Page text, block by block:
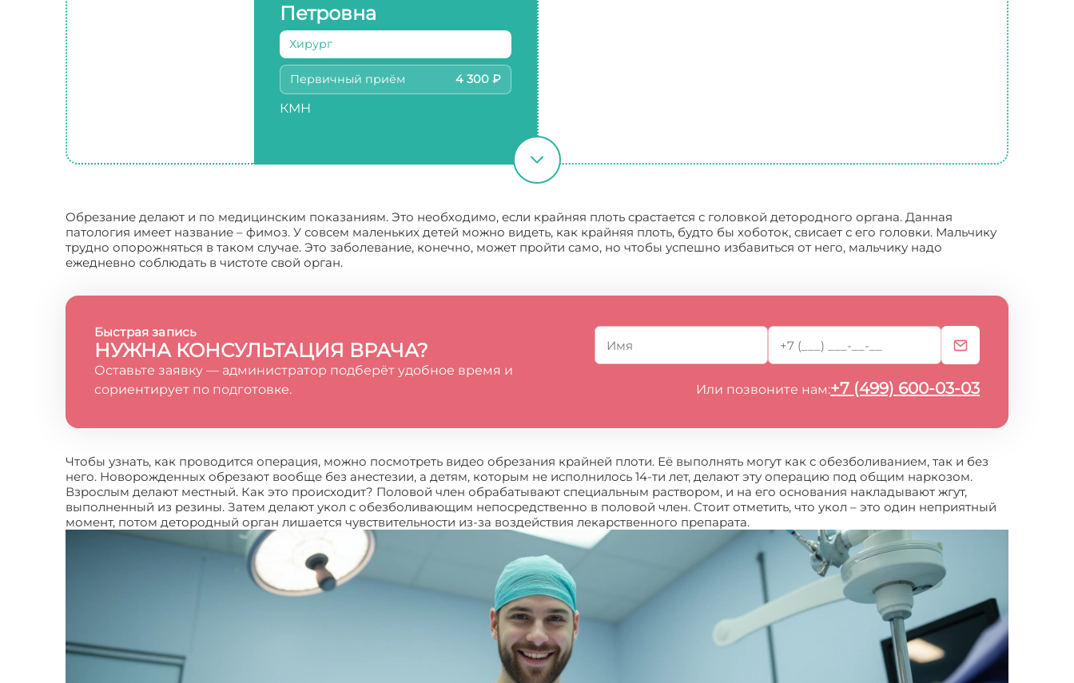
Петровна
Хирург
Первичный приём 4 300 ₽
КМН
Обрезание делают и по медицинским показаниям. Это необходимо, если крайняя плоть срастается с головкой детородного органа. Данная
патология имеет название – фимоз. У совсем маленьких детей можно видеть, как крайняя плоть, будто бы хоботок, свисает с его головки. Мальчику
трудно опорожняться в таком случае. Это заболевание, конечно, может пройти само, но чтобы успешно избавиться от него, мальчику надо
ежедневно соблюдать в чистоте свой орган.
Быстрая запись
НУЖНА КОНСУЛЬТАЦИЯ ВРАЧА?
Оставьте заявку — администратор подберёт удобное время и
сориентирует по подготовке.
Или позвоните нам:+7 (499) 600-03-03
Чтобы узнать, как проводится операция, можно посмотреть видео обрезания крайней плоти. Её выполнять могут как с обезболиванием, так и без
него. Новорожденных обрезают вообще без анестезии, а детям, которым не исполнилось 14-ти лет, делают эту операцию под общим наркозом.
Взрослым делают местный. Как это происходит? Половой член обрабатывают специальным раствором, и на его основания накладывают жгут,
выполненный из резины. Затем делают укол с обезболивающим непосредственно в половой член. Стоит отметить, что укол – это один неприятный
момент, потом детородный орган лишается чувствительности из-за воздействия лекарственного препарата.